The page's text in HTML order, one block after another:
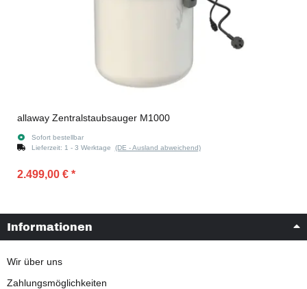
allaway Zentralstaubsauger M1000
Sofort bestellbar
Lieferzeit: 1 - 3 Werktage (DE - Ausland abweichend)
2.499,00 € *
Informationen
Wir über uns
Zahlungsmöglichkeiten